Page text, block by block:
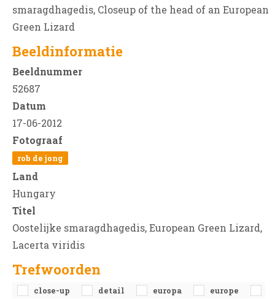
smaragdhagedis, Closeup of the head of an European
Green Lizard
Beeldinformatie
Beeldnummer
52687
Datum
17-06-2012
Fotograaf
rob de jong
Land
Hungary
Titel
Oostelijke smaragdhagedis, European Green Lizard,
Lacerta viridis
Trefwoorden
close-up detail europa
europe